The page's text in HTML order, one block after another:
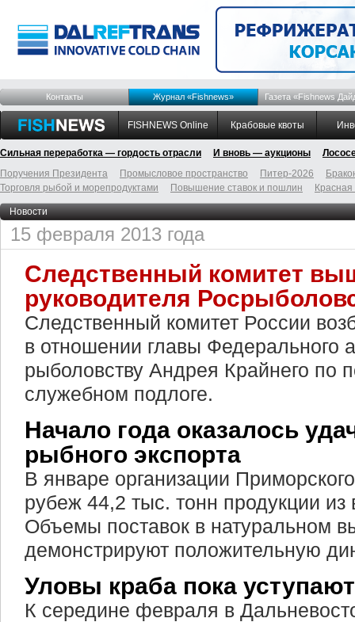
Контакты Журнал «Fishnews» Газета «Fishnews
FISHNEWS Online Крабовые квоты
Сильная переработка — гордость отрасли И вновь — аукционы
Поручения Президента
Промысловое пространство Питер-2026
Торговля рыбой и морепродуктами
Повышение ставок и пошлин
Новости
15 февраля 2013 года
Следственный комитет
руководителя
Следственный комитет России
в отношении главы Федерального
рыболовству Андрея Крайнего по
служебном подлоге.
Начало года оказалось
рыбного экспорта
В январе организации
рубеж 44,2 тыс. тонн продукции
Объемы поставок в натуральном
демонстрируют положительную
Уловы краба пока
К середине февраля в